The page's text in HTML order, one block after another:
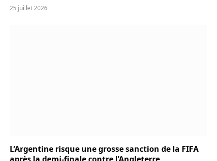
25 juillet 2026
L’Argentine risque une grosse sanction de la FIFA